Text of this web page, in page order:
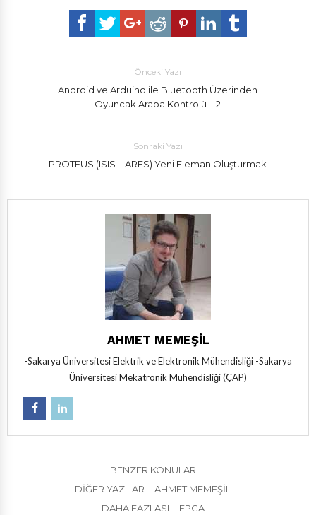
Önceki Yazı
Android ve Arduino ile Bluetooth Üzerinden
Oyuncak Araba Kontrolü – 2
Sonraki Yazı
PROTEUS (ISIS – ARES) Yeni Eleman Oluşturmak
AHMET MEMEŞIL
-Sakarya Üniversitesi Elektrik ve Elektronik Mühendisliği -Sakarya
Üniversitesi Mekatronik Mühendisliği (ÇAP)
BENZER KONULAR
DIĞER YAZILAR - AHMET MEMEŞIL
DAHA FAZLASI - FPGA